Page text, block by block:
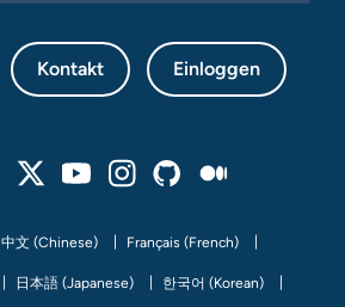
Kontakt Einloggen
中文 (Chinese) Français (French)
日本語 (Japanese) 한국어 (Korean)